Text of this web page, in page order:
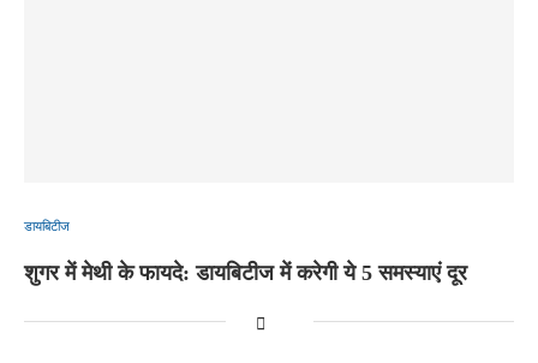
डायबिटीज
शुगर में मेथी के फायदे: डायबिटीज में करेगी ये 5 समस्याएं दूर